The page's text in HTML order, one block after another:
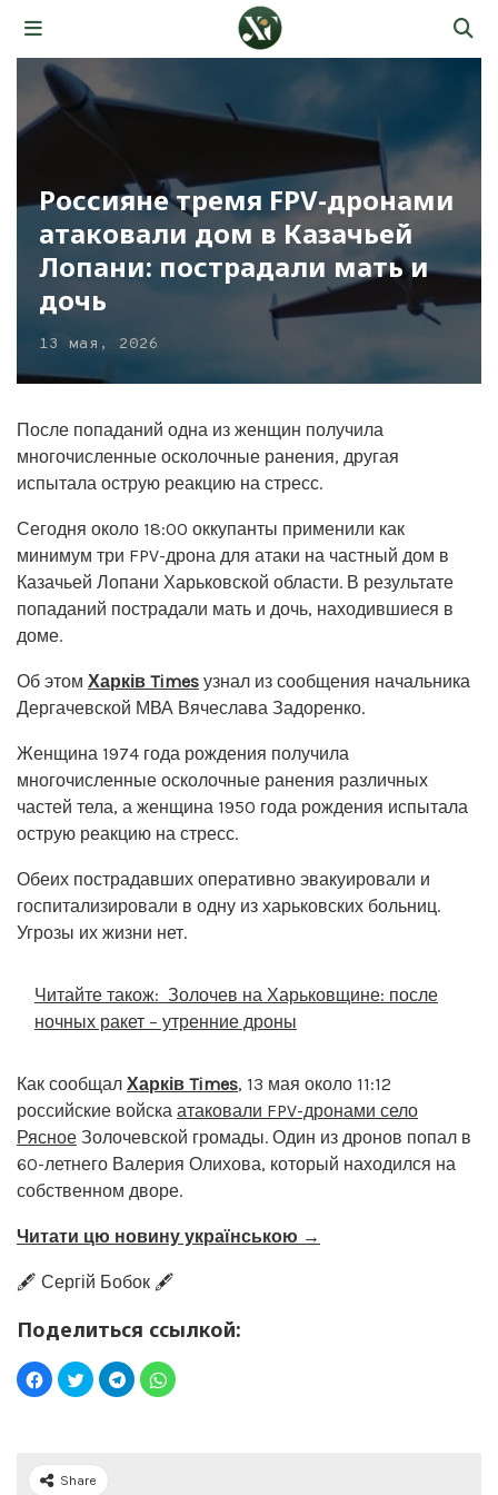
Россияне тремя FPV-дронами
атаковали дом в Казачьей
Лопани: пострадали мать и
дочь
13 мая, 2026
После попаданий одна из женщин получила
многочисленные осколочные ранения, другая
испытала острую реакцию на стресс.
Сегодня около 18:00 оккупанты применили как
минимум три FPV-дрона для атаки на частный дом в
Казачьей Лопани Харьковской области. В результате
попаданий пострадали мать и дочь, находившиеся в
доме.
Об этом Харків Times узнал из сообщения начальника
Дергачевской МВА Вячеслава Задоренко.
Женщина 1974 года рождения получила
многочисленные осколочные ранения различных
частей тела, а женщина 1950 года рождения испытала
острую реакцию на стресс.
Обеих пострадавших оперативно эвакуировали и
госпитализировали в одну из харьковских больниц.
Угрозы их жизни нет.
Читайте також: Золочев на Харьковщине: после
ночных ракет – утренние дроны
Как сообщал Харків Times, 13 мая около 11:12
российские войска атаковали FPV-дронами село
Рясное Золочевской громады. Один из дронов попал в
60-летнего Валерия Олихова, который находился на
собственном дворе.
Читати цю новину українською →
🖋️ Сергій Бобок 🖋️
Поделиться ссылкой:
Share